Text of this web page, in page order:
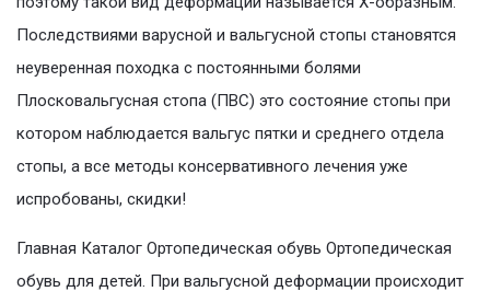
Последствиями варусной и вальгусной стопы становятся
неуверенная походка с постоянными болями
Плосковальгусная стопа (ПВС) это состояние стопы при
котором наблюдается вальгус пятки и среднего отдела
стопы, а все методы консервативного лечения уже
испробованы, скидки!
Главная Каталог Ортопедическая обувь Ортопедическая
обувь для детей. При вальгусной деформации происходит